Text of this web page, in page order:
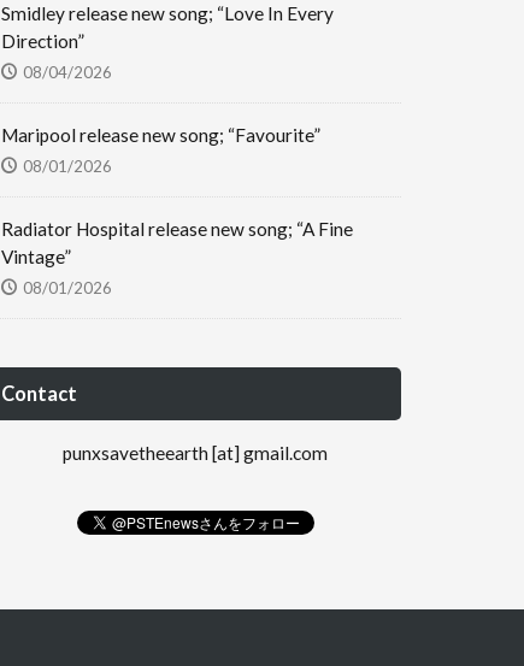
Smidley release new song; “Love In Every
Direction”
08/04/2026
Maripool release new song; “Favourite”
08/01/2026
Radiator Hospital release new song; “A Fine
Vintage”
08/01/2026
Contact
punxsavetheearth [at] gmail.com